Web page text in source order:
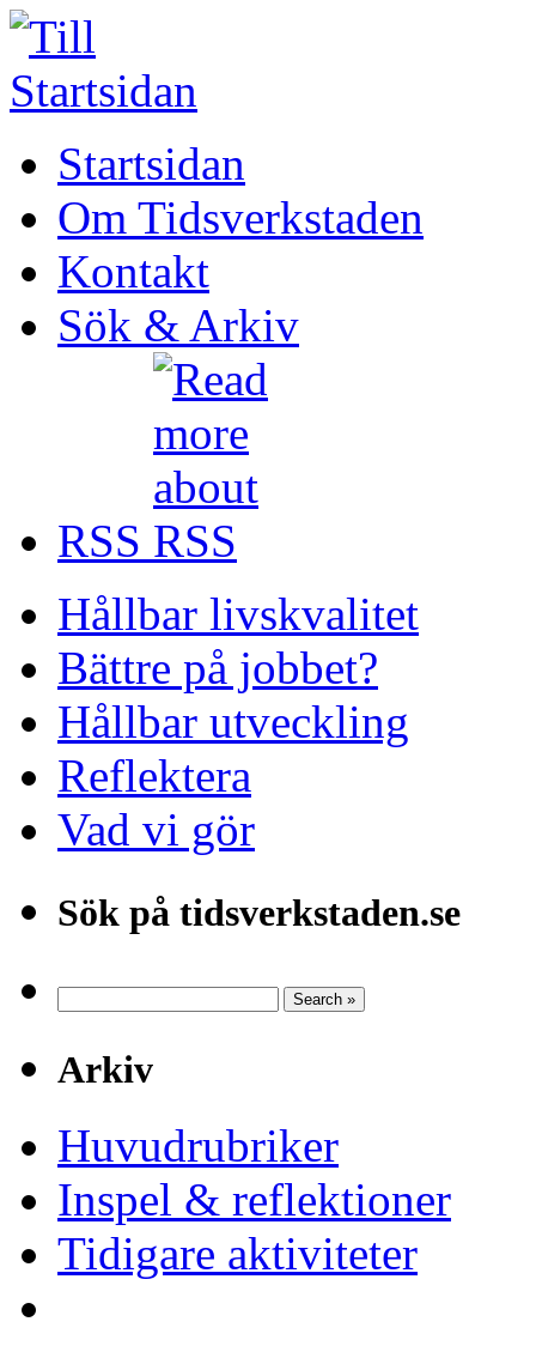
Startsidan
Om Tidsverkstaden
Kontakt
Sök & Arkiv
RSS
Hållbar livskvalitet
Bättre på jobbet?
Hållbar utveckling
Reflektera
Vad vi gör
Sök på tidsverkstaden.se
Arkiv
Huvudrubriker
Inspel & reflektioner
Tidigare aktiviteter